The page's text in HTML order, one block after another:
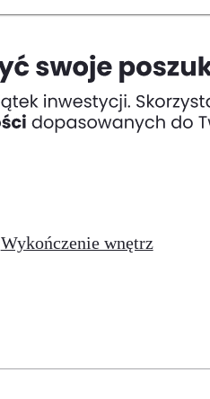
Wykończenie wnętrz